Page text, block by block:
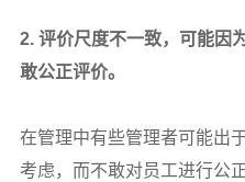
2. 评价尺度不一致，可能因
敢公正评价。
在管理中有些管理者可能出
考虑，而不敢对员工进行公